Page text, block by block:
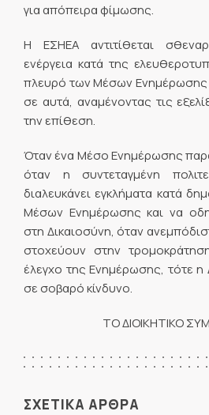
για απόπειρα φίμωσης.
Η ΕΣΗΕΑ αντιτίθεται
ενέργεια κατά της
πλευρό των Μέσων Ενημέρωσης
σε αυτά, αναμένοντας τις
την επίθεση.
Όταν ένα Μέσο Ενημέρωσης
όταν η συντεταγμένη
διαλευκάνει εγκλήματα κατά
Μέσων Ενημέρωσης και να
στη Δικαιοσύνη, όταν
στοχεύουν στην
έλεγχο της Ενημέρωσης, τότε η
σε σοβαρό κίνδυνο.
ΤΟ ΔΙΟΙΚΗΤΙΚΟ
ΣΧΕΤΙΚΑ ΑΡΘΡΑ